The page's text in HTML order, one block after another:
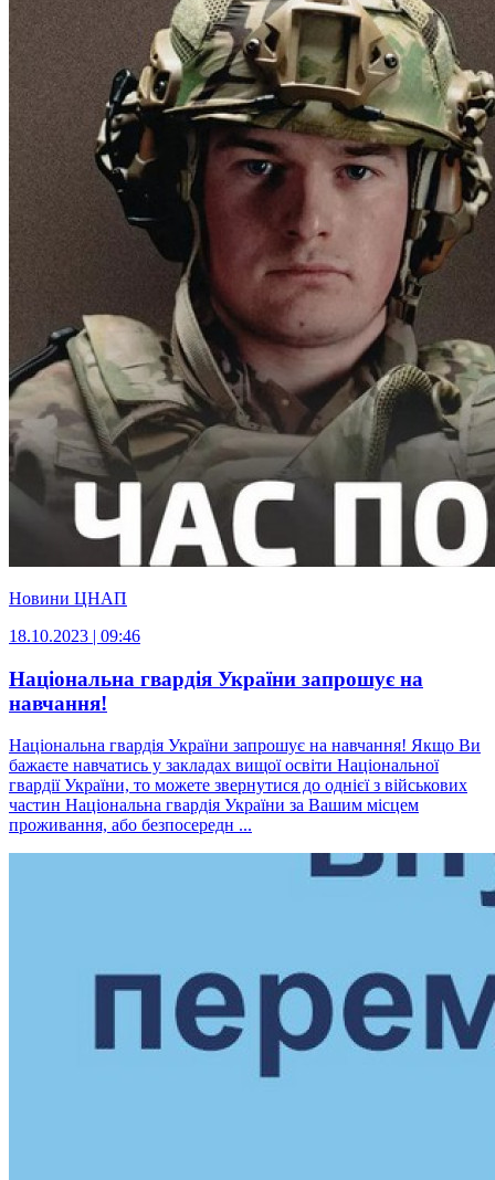
Новини ЦНАП
18.10.2023 | 09:46
Національна гвардія України запрошує на
навчання!
Національна гвардія України запрошує на навчання! Якщо Ви
бажаєте навчатись у закладах вищої освіти Національної
гвардії України, то можете звернутися до однієї з військових
частин Національна гвардія України за Вашим місцем
проживання, або безпосередн ...